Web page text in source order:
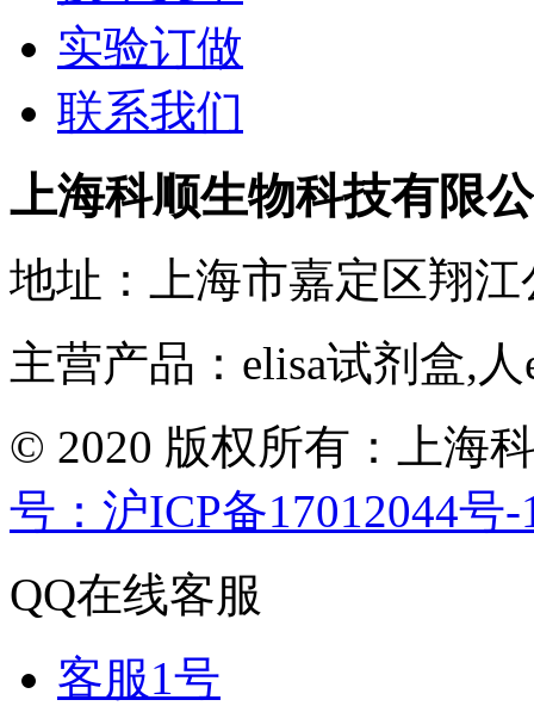
实验订做
联系我们
上海科顺生物科技有限
地址：上海市嘉定区翔江
主营产品：elisa试剂盒,
© 2020 版权所有：上海
号：沪ICP备17012044号-
QQ在线客服
客服1号